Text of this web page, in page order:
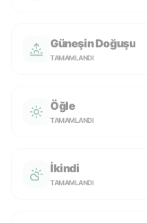
Güneşin Doğuşu
TAMAMLANDI
Öğle
TAMAMLANDI
İkindi
TAMAMLANDI